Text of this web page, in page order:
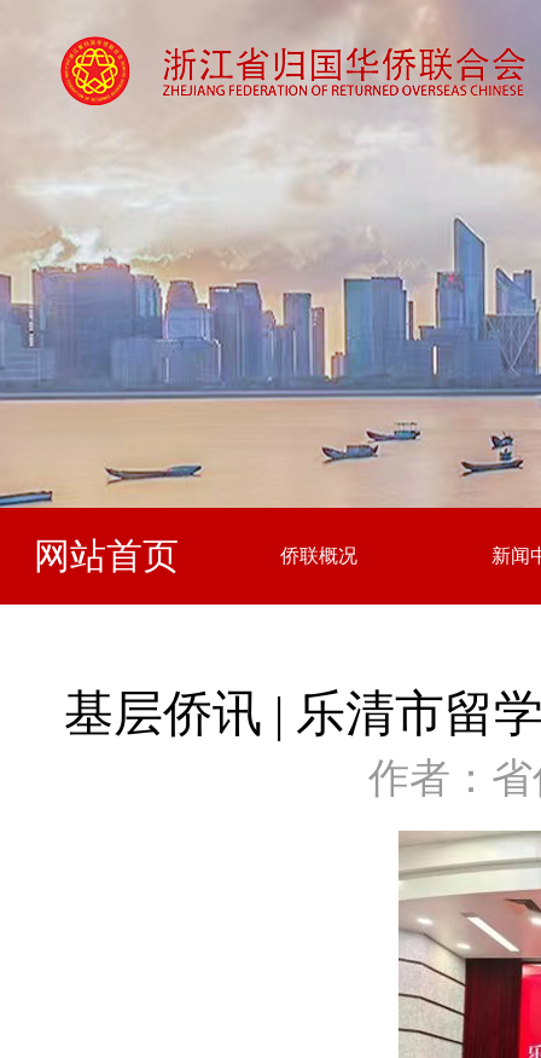
网站首页 侨联概况 新闻
基层侨讯 | 乐清市留
作者：